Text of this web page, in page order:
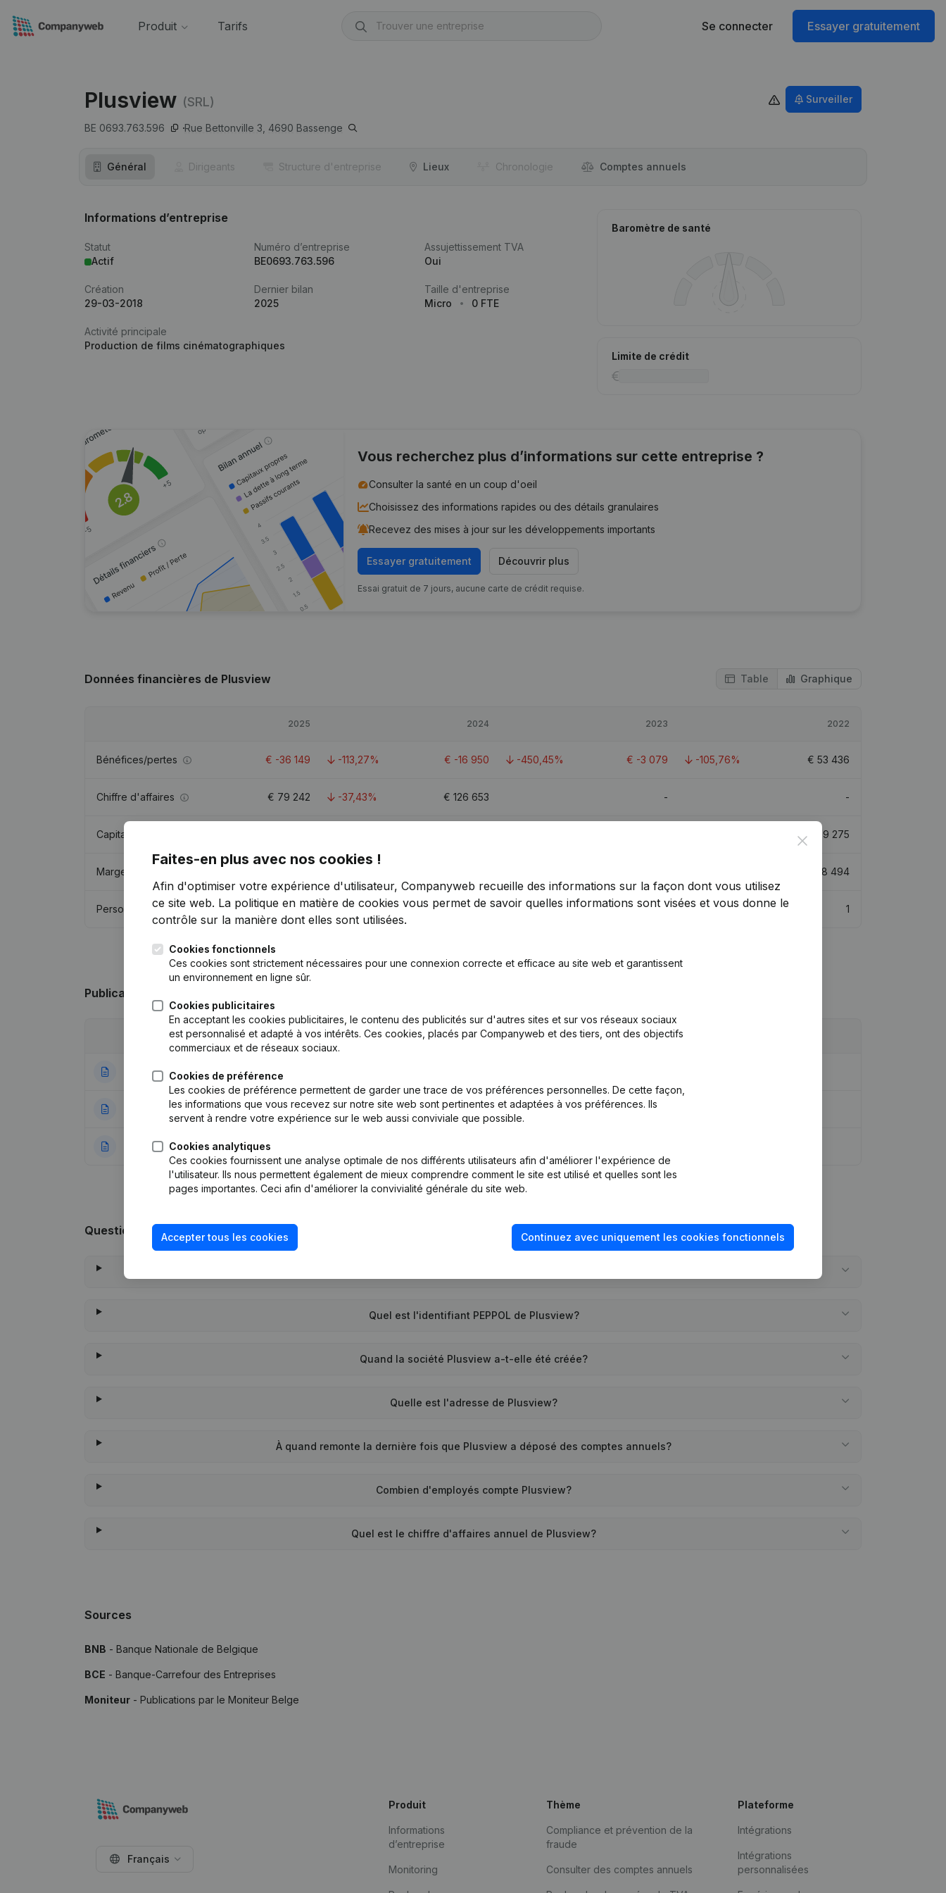
Produit Tarifs Se connecter Essayer gratuitement
Plusview (SRL)
BE 0693.763.596 Rue Bettonville 3, 4690 Bassenge
Surveiller
Général Dirigeants Structure d'entreprise Lieux Chronologie Comptes annuels
Informations d’entreprise
Statut
Actif
Numéro d’entreprise
BE0693.763.596
Assujettissement TVA
Oui
Création
29-03-2018
Dernier bilan
2025
Taille d'entreprise
Micro
0 FTE
Activité principale
Production de films cinématographiques
Baromètre de santé
Limite de crédit
Vous recherchez plus d’informations sur cette entreprise ?
Consulter la santé en un coup d'oeil
Choisissez des informations rapides ou des détails granulaires
Recevez des mises à jour sur les développements importants
Essayer gratuitement Découvrir plus
Essai gratuit de 7 jours, aucune carte de crédit requise.
Données financières de Plusview Table Graphique
2025 2024 2023 2022
Bénéfices/pertes € -36 149 -113,27% € -16 950 -450,45% € -3 079 -105,76% € 53 436
Chiffre d'affaires € 79 242 -37,43% € 126 653 - -
Capitaux propres € 199 275
Marge brute 108 494
Personnel 1 1
Publications
Publication
18-01-2024 Statuts (Traduction, Coordination, Autres Modifications,...)
30-07-2018 Divers
03-04-2018 Rubrique Constitution (Nouvelle Personne Morale, Ouverture Succursale, etc...)
Questions fréquemment posées
Quel est l'identifiant PEPPOL de Plusview?
Quand la société Plusview a-t-elle été créée?
Quelle est l'adresse de Plusview?
À quand remonte la dernière fois que Plusview a déposé des comptes annuels?
Combien d'employés compte Plusview?
Quel est le chiffre d'affaires annuel de Plusview?
Sources
BNB - Banque Nationale de Belgique
BCE - Banque-Carrefour des Entreprises
Moniteur - Publications par le Moniteur Belge
Close
Faites-en plus avec nos cookies !
Afin d'optimiser votre expérience d'utilisateur, Companyweb recueille des informations sur la façon dont vous utilisez
ce site web. La politique en matière de cookies vous permet de savoir quelles informations sont visées et vous donne le
contrôle sur la manière dont elles sont utilisées.
Cookies fonctionnels
Ces cookies sont strictement nécessaires pour une connexion correcte et efficace au site web et garantissent
un environnement en ligne sûr.
Cookies publicitaires
En acceptant les cookies publicitaires, le contenu des publicités sur d'autres sites et sur vos réseaux sociaux
est personnalisé et adapté à vos intérêts. Ces cookies, placés par Companyweb et des tiers, ont des objectifs
commerciaux et de réseaux sociaux.
Cookies de préférence
Les cookies de préférence permettent de garder une trace de vos préférences personnelles. De cette façon,
les informations que vous recevez sur notre site web sont pertinentes et adaptées à vos préférences. Ils
servent à rendre votre expérience sur le web aussi conviviale que possible.
Cookies analytiques
Ces cookies fournissent une analyse optimale de nos différents utilisateurs afin d'améliorer l'expérience de
l'utilisateur. Ils nous permettent également de mieux comprendre comment le site est utilisé et quelles sont les
pages importantes. Ceci afin d'améliorer la convivialité générale du site web.
Accepter tous les cookies Continuez avec uniquement les cookies fonctionnels
Français
Produit
Informations
d’entreprise
Monitoring
Thème
Compliance et prévention de la
fraude
Consulter des comptes annuels
Plateforme
Intégrations
Intégrations
personnalisées